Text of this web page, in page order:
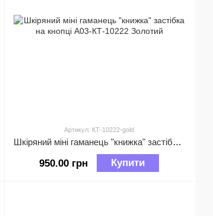
Артикул: КТ-10222-gold
Шкіряний міні гаманець "книжка" застібка на кнопці А03-КТ-10222 Золотий
950.00 грн Купити